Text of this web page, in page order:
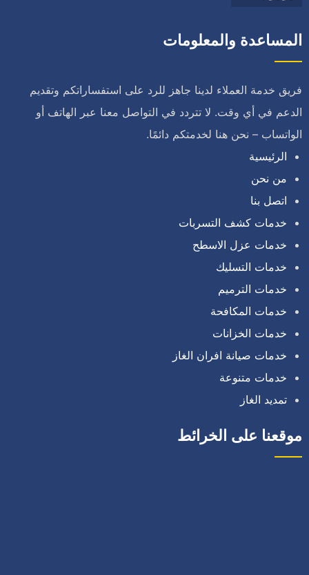
المساعدة والمعلومات
فريق خدمة العملاء لدينا جاهز للرد على استفساراتكم وتقديم
الدعم في أي وقت. لا تتردد في التواصل معنا عبر الهاتف أو
الواتساب – نحن هنا لخدمتكم دائمًا.
الرئيسية
من نحن
اتصل بنا
خدمات كشف التسربات
خدمات عزل الاسطح
خدمات التسليك
خدمات الترميم
خدمات المكافحة
خدمات الخزانات
خدمات صيانة افران الغاز
خدمات متنوعة
تمديد الغاز
موقعنا على الخرائط